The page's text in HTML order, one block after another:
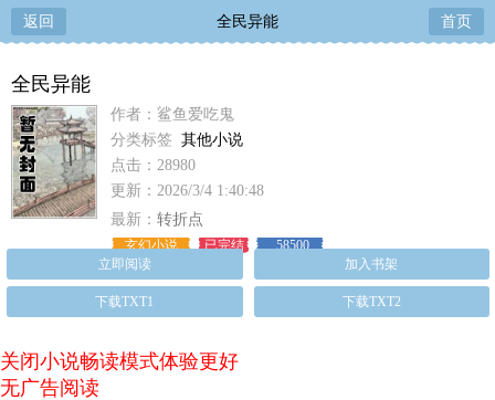
返回 全民异能 首页
全民异能
作者：鲨鱼爱吃鬼
分类标签 其他小说
点击：28980
更新：2026/3/4 1:40:48
最新： 转折点
玄幻小说 已完结
58500
立即阅读
加入书架
下载TXT1 下载TXT2
关闭小说畅读模式体验更好
无广告阅读